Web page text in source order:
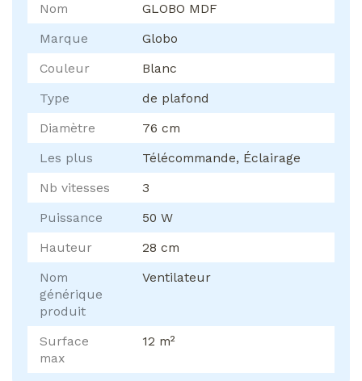
Nom
GLOBO MDF
Marque
Globo
Couleur
Blanc
Type
de plafond
Diamètre
76 cm
Les plus
Télécommande, Éclairage
Nb vitesses
3
Puissance
50 W
Hauteur
28 cm
Nom
générique
produit
Ventilateur
Surface
max
12 m²